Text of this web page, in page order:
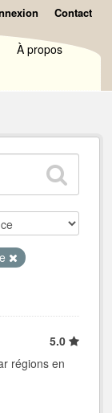
Contact
À propos
5.0
régions en